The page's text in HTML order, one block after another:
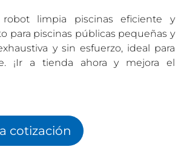
limpia piscinas eficiente y
para piscinas públicas pequeñas y
y sin esfuerzo, ideal para
¡Ir a tienda ahora y mejora el
cotización